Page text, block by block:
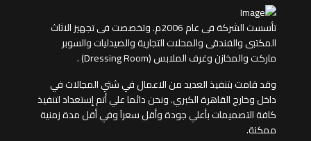
تأسست الشركة فى عام 2006م. وتخصصت فى تجهيز الاثاث
المكتبى والفندقى والمحلات التجارية والصيدليات والسوبر
ماركت والمخازن وغرف الملابس (Dressing Room) .
وقد قامت بتنفيذ العديد من الاعمال في شتي المجالات في
داخل وخارج القاهرة الكبري. ونحن دائما علي أتم إستعداد لتنفيذ
كافة التصميمات بأعلي جودة وأقل سعرآ وفي أقل مدة زمنية
ممكنة.